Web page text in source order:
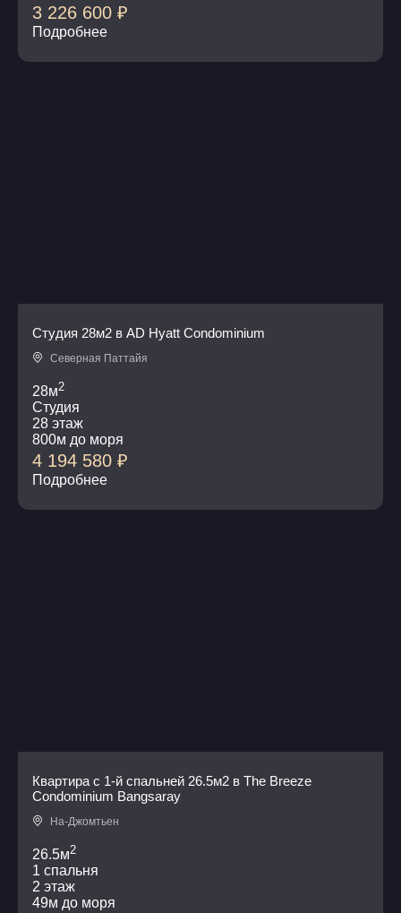
3 226 600 ₽
Подробнее
Студия 28м2 в AD Hyatt Condominium
Северная Паттайя
28м2
Студия
28 этаж
800м до моря
4 194 580 ₽
Подробнее
Квартира с 1-й спальней 26.5м2 в The Breeze
Condominium Bangsaray
На-Джомтьен
26.5м2
1 спальня
2 этаж
49м до моря